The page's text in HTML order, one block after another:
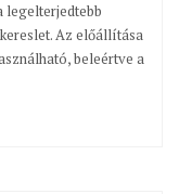
legelterjedtebb
Az előállítása
beleértve a